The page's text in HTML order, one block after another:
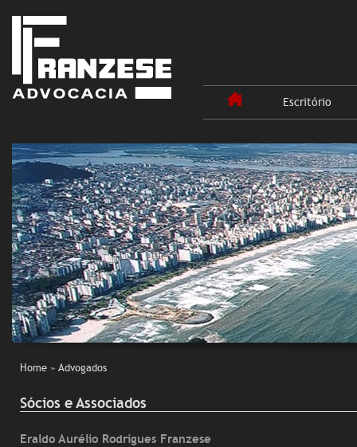
Escritório
Home » Advogados
Sócios e Associados
Eraldo Aurélio Rodrigues Franzese